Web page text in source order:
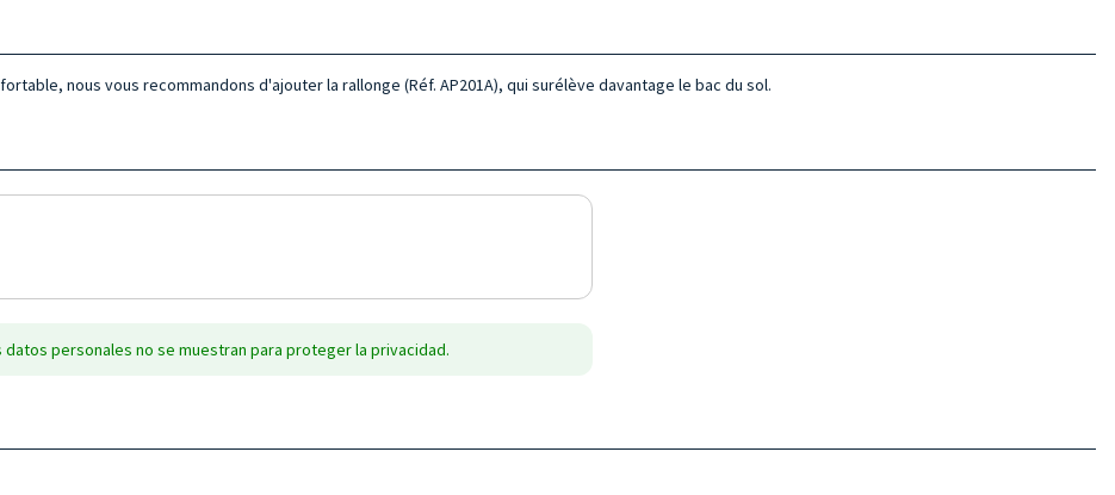
nous vous recommandons d'ajouter la rallonge (Réf. AP201A), qui surélève davantage le bac du sol.
personales no se muestran para proteger la privacidad.